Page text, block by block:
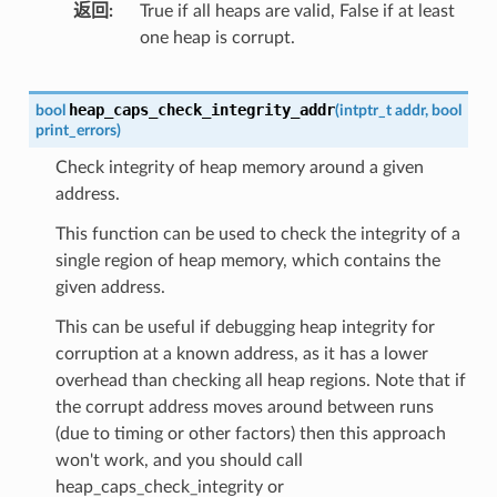
返回
True if all heaps are valid, False if at least
one heap is corrupt.
bool heap_caps_check_integrity_addr(intptr_t addr, bool
print_errors)
Check integrity of heap memory around a given
address.
This function can be used to check the integrity of a
single region of heap memory, which contains the
given address.
This can be useful if debugging heap integrity for
corruption at a known address, as it has a lower
overhead than checking all heap regions. Note that if
the corrupt address moves around between runs
(due to timing or other factors) then this approach
won't work, and you should call
heap_caps_check_integrity or